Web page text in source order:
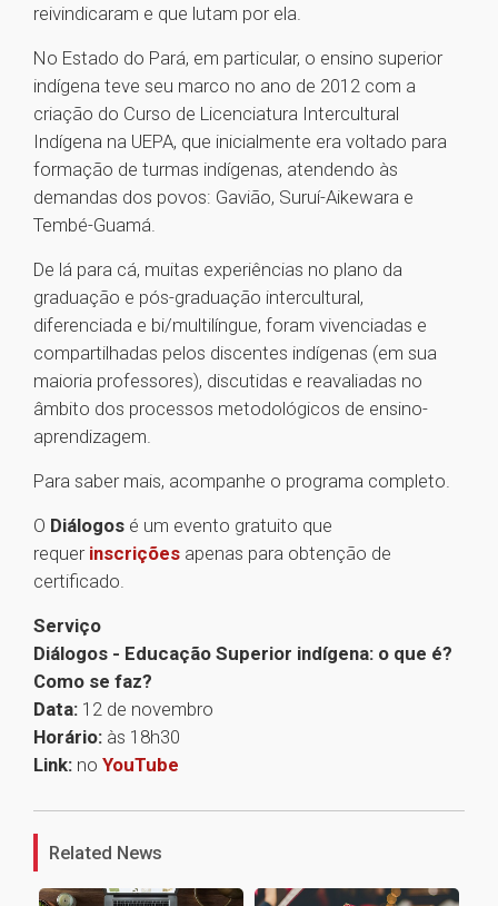
reivindicaram e que lutam por ela.
No Estado do Pará, em particular, o ensino superior
indígena teve seu marco no ano de 2012 com a
criação do Curso de Licenciatura Intercultural
Indígena na UEPA, que inicialmente era voltado para
formação de turmas indígenas, atendendo às
demandas dos povos: Gavião, Suruí-Aikewara e
Tembé-Guamá.
De lá para cá, muitas experiências no plano da
graduação e pós-graduação intercultural,
diferenciada e bi/multilíngue, foram vivenciadas e
compartilhadas pelos discentes indígenas (em sua
maioria professores), discutidas e reavaliadas no
âmbito dos processos metodológicos de ensino-
aprendizagem.
Para saber mais, acompanhe o programa completo.
O Diálogos é um evento gratuito que
requer inscrições apenas para obtenção de
certificado.
Serviço
Diálogos - Educação Superior indígena: o que é?
Como se faz?
Data: 12 de novembro
Horário: às 18h30
Link: no YouTube
Related News